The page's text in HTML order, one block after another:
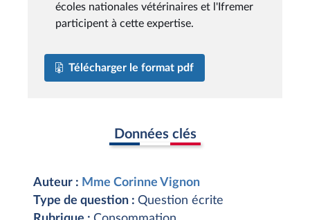
écoles nationales vétérinaires et l'Ifremer
participent à cette expertise.
Télécharger le format pdf
Données clés
Auteur : Mme Corinne Vignon
Type de question : Question écrite